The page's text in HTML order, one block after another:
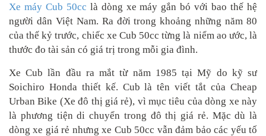
Xe máy Cub 50cc là dòng xe máy gắn bó với bao thế hệ
người dân Việt Nam. Ra đời trong khoảng những năm 80
của thế kỷ trước, chiếc xe Cub 50cc từng là niểm ao ước, là
thước đo tài sản có giá trị trong mỗi gia đình.
Xe Cub lần đầu ra mắt từ năm 1985 tại Mỹ do kỹ sư
Soichiro Honda thiết kế. Cub là tên viết tắt của Cheap
Urban Bike (Xe đô thị giá rẻ), vì mục tiêu của dòng xe này
là phương tiện di chuyển trong đô thị giá rẻ. Mặc dù là
dòng xe giá rẻ nhưng xe Cub 50cc vẫn đảm bảo các yếu tố